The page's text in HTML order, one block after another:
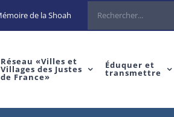
de la Shoah Rechercher
Réseau «Villes et
Villages des Justes
de France»
Éduquer et
transmettre